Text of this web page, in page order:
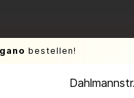
bestellen!